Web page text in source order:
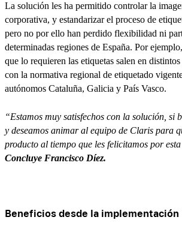
La solución les ha permitido controlar la
corporativa, y estandarizar el proceso de
pero no por ello han perdido flexibilidad ni
determinadas regiones de España. Por
que lo requieren las etiquetas salen en
con la normativa regional de etiquetado
autónomos Cataluña, Galicia y País Vasco.
“Estamos muy satisfechos con la solución, si
y deseamos animar al equipo de Claris para
producto al tiempo que les felicitamos por
Concluye Francisco Díez.
Beneficios desde la implementación